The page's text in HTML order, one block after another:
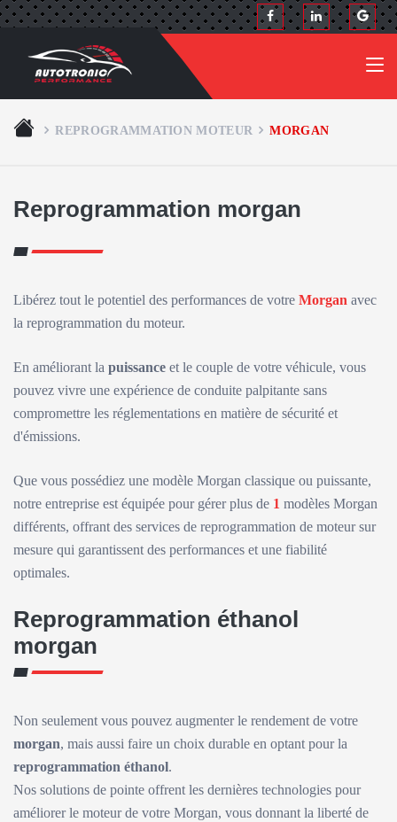
REPROGRAMMATION MOTEUR MORGAN
Reprogrammation morgan
Libérez tout le potentiel des performances de votre Morgan avec
la reprogrammation du moteur.
En améliorant la puissance et le couple de votre véhicule, vous
pouvez vivre une expérience de conduite palpitante sans
compromettre les réglementations en matière de sécurité et
d'émissions.
Que vous possédiez une modèle Morgan classique ou puissante,
notre entreprise est équipée pour gérer plus de 1 modèles Morgan
différents, offrant des services de reprogrammation de moteur sur
mesure qui garantissent des performances et une fiabilité
optimales.
Reprogrammation éthanol
morgan
Non seulement vous pouvez augmenter le rendement de votre
morgan, mais aussi faire un choix durable en optant pour la
reprogrammation éthanol.
Nos solutions de pointe offrent les dernières technologies pour
améliorer le moteur de votre Morgan, vous donnant la liberté de